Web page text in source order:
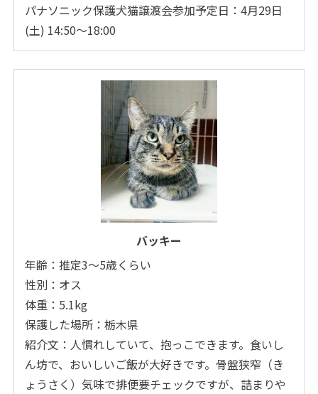
パナソニック保護犬猫譲渡会参加予定日：4月29日
(土) 14:50～18:00
バッキー
年齢：推定3〜5歳くらい
性別：オス
体重：5.1kg
保護した場所：栃木県
紹介文：人慣れしていて、抱っこできます。食いし
ん坊で、おいしいご飯が大好きです。骨盤狭窄（き
ょうさく）気味で排便要チェックですが、詰まりや